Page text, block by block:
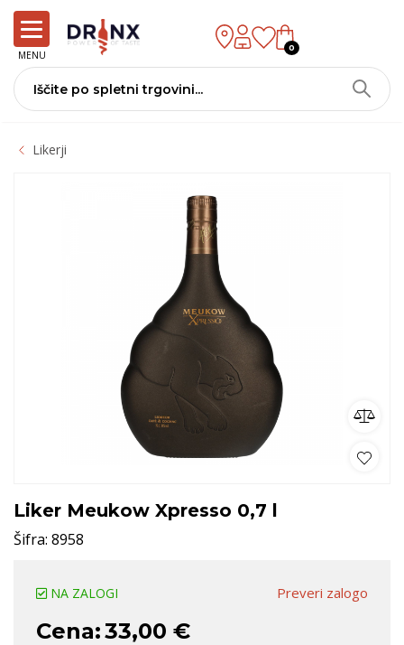
MENU
0
Likerji
Liker Meukow Xpresso 0,7 l
Šifra: 8958
Preveri zalogo
NA ZALOGI
Cena:33,00 €